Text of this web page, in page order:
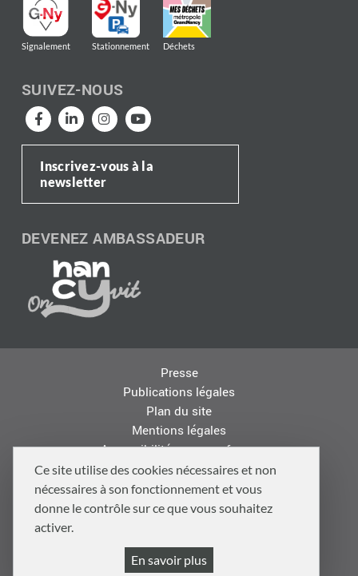
Ce site utilise des cookies nécessaires et non
nécessaires à son fonctionnement et vous
donne le contrôle sur ce que vous souhaitez
activer.
En savoir plus
Signalement Stationnement Déchets
SUIVEZ-NOUS
Inscrivez-vous à la
newsletter
DEVENEZ AMBASSADEUR
Presse
Publications légales
Plan du site
Mentions légales
Accessibilité : non conforme
Les autres sites de la Métropole
Offres d'emploi
Logo
Politique de gestion des cookies et traceurs
Gestion cookies et services